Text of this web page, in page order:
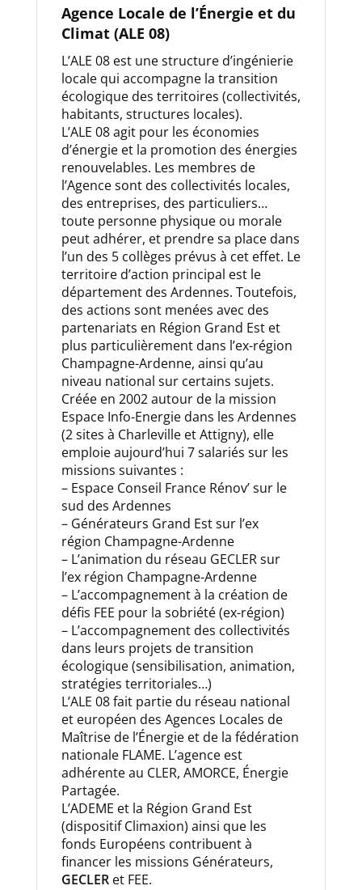
Agence Locale de l’Énergie et du
Climat (ALE 08)
L’ALE 08 est une structure d’ingénierie
locale qui accompagne la transition
écologique des territoires (collectivités,
habitants, structures locales).
L’ALE 08 agit pour les économies
d’énergie et la promotion des énergies
renouvelables. Les membres de
l’Agence sont des collectivités locales,
des entreprises, des particuliers…
toute personne physique ou morale
peut adhérer, et prendre sa place dans
l’un des 5 collèges prévus à cet effet. Le
territoire d’action principal est le
département des Ardennes. Toutefois,
des actions sont menées avec des
partenariats en Région Grand Est et
plus particulièrement dans l’ex-région
Champagne-Ardenne, ainsi qu’au
niveau national sur certains sujets.
Créée en 2002 autour de la mission
Espace Info-Energie dans les Ardennes
(2 sites à Charleville et Attigny), elle
emploie aujourd’hui 7 salariés sur les
missions suivantes :
– Espace Conseil France Rénov’ sur le
sud des Ardennes
– Générateurs Grand Est sur l’ex
région Champagne-Ardenne
– L’animation du réseau GECLER sur
l’ex région Champagne-Ardenne
– L’accompagnement à la création de
défis FEE pour la sobriété (ex-région)
– L’accompagnement des collectivités
dans leurs projets de transition
écologique (sensibilisation, animation,
stratégies territoriales…)
L’ALE 08 fait partie du réseau national
et européen des Agences Locales de
Maîtrise de l’Énergie et de la fédération
nationale FLAME. L’agence est
adhérente au CLER, AMORCE, Énergie
Partagée.
L’ADEME et la Région Grand Est
(dispositif Climaxion) ainsi que les
fonds Européens contribuent à
financer les missions Générateurs,
GECLERet FEE.